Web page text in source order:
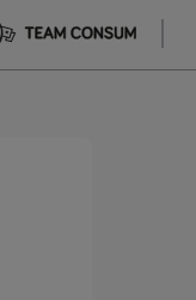
Team Consum